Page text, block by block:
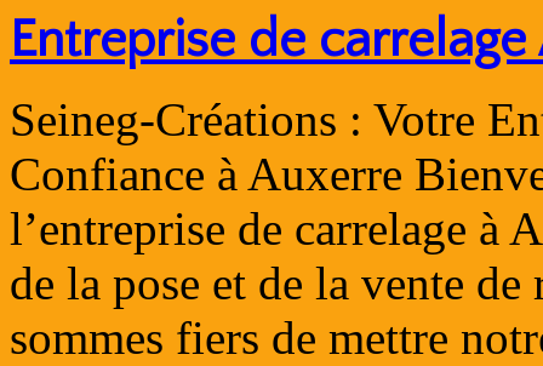
Entreprise de
Seineg-Créations : Votre
Confiance à Auxerre
l’entreprise de carrelage à
de la pose et de la vente
sommes fiers de mettre